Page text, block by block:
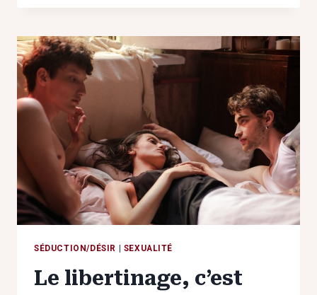
LA
PEUR
EMPÊCHE
DE
SÉDUCTION/DÉSIR | SEXUALITÉ
Le libertinage, c’est